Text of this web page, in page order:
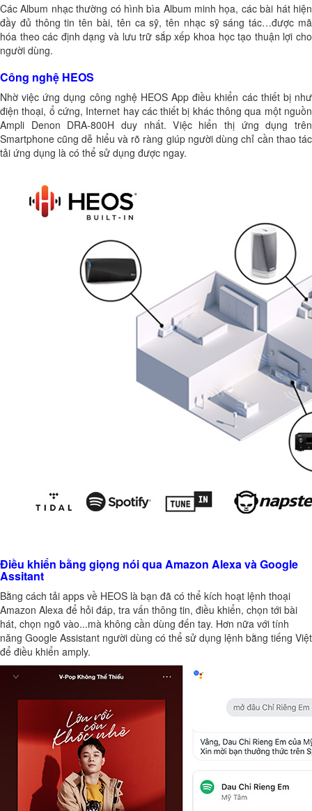
Các Album nhạc thường có hình bìa Album minh họa, các bài hát hiện
đầy đủ thông tin tên bài, tên ca sỹ, tên nhạc sỹ sáng tác…được mã
hóa theo các định dạng và lưu trữ sắp xếp khoa học tạo thuận lợi cho
người dùng.
Công nghệ HEOS
Nhờ việc ứng dụng công nghệ HEOS App điều khiển các thiết bị như
điện thoại, ổ cứng, Internet hay các thiết bị khác thông qua một nguồn
Ampli Denon DRA-800H duy nhất. Việc hiển thị ứng dụng trên
Smartphone cũng dễ hiểu và rõ ràng giúp người dùng chỉ cần thao tác
tải ứng dụng là có thể sử dụng được ngay.
Điều khiển bằng giọng nói qua Amazon Alexa và Google
Assitant
Bằng cách tải apps về HEOS là bạn đã có thể kích hoạt lệnh thoại
Amazon Alexa để hỏi đáp, tra vấn thông tin, điều khiển, chọn tới bài
hát, chọn ngõ vào...mà không cần dùng đến tay. Hơn nữa với tính
năng Google Assistant người dùng có thể sử dụng lệnh bằng tiếng Việt
để điều khiển amply.